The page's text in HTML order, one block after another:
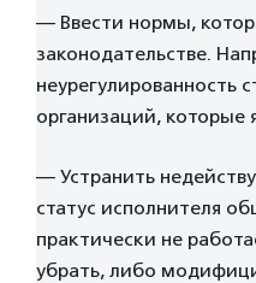
— Ввести нормы,
законодательстве.
неурегулированность
организаций, которые
— Устранить
статус исполнителя
практически не
убрать, либо